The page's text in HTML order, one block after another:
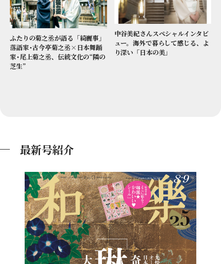
ふたりの菊之丞が語る「綺麗事」
落語家･古今亭菊之丞×日本舞踊
家･尾上菊之丞、伝統文化の“隣の
芝生”
中谷美紀さんスペシャルインタビ
ュー。海外で暮らして感じる、よ
り深い「日本の美」
最新号紹介